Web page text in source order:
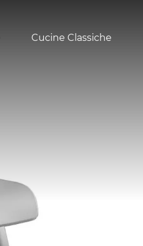
Cucine Classiche